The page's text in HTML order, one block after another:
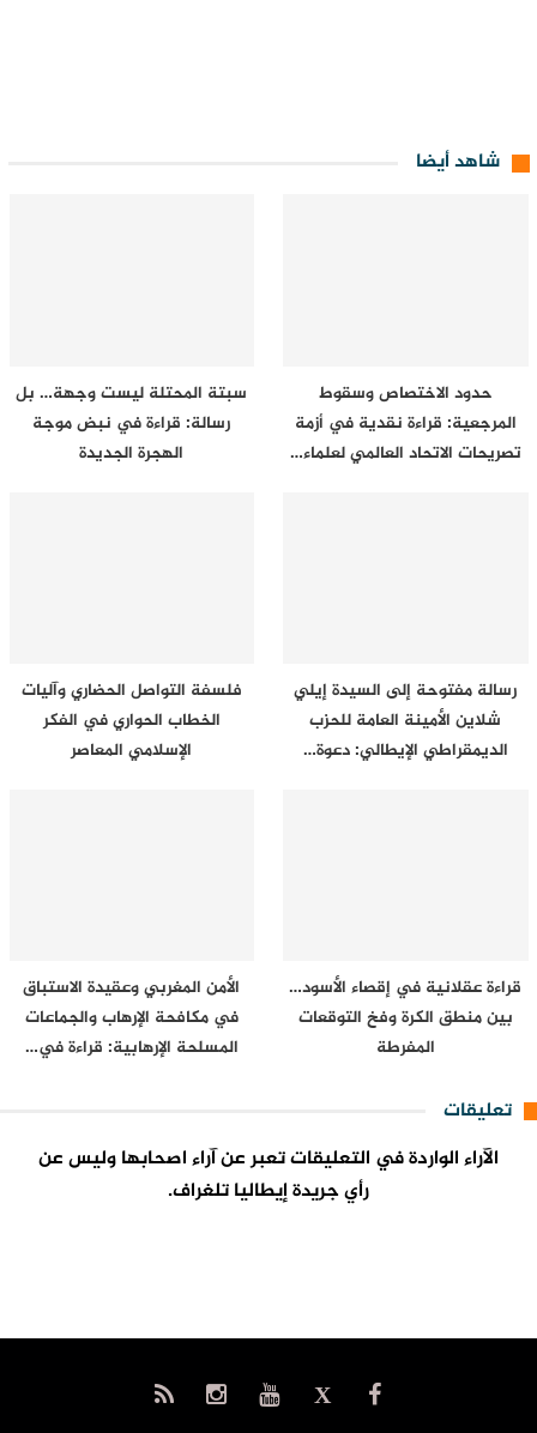
شاهد أيضا
حدود الاختصاص وسقوط
المرجعية: قراءة نقدية في أزمة
تصريحات الاتحاد العالمي لعلماء…
سبتة المحتلة ليست وجهة… بل
رسالة: قراءة في نبض موجة
الهجرة الجديدة
رسالة مفتوحة إلى السيدة إيلي
شلاين الأمينة العامة للحزب
الديمقراطي الإيطالي: دعوة…
فلسفة التواصل الحضاري وآليات
الخطاب الحواري في الفكر
الإسلامي المعاصر
قراءة عقلانية في إقصاء الأسود…
بين منطق الكرة وفخ التوقعات
المفرطة
الأمن المغربي وعقيدة الاستباق
في مكافحة الإرهاب والجماعات
المسلحة الإرهابية: قراءة في…
تعليقات
الآراء الواردة في التعليقات تعبر عن آراء اصحابها وليس عن
رأي جريدة إيطاليا تلغراف.